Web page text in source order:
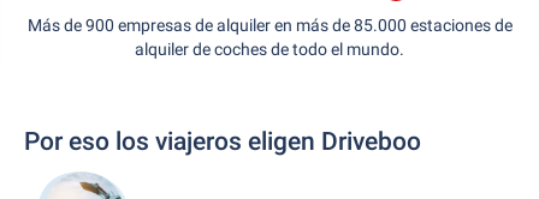
Más de 900 empresas de alquiler en más de 85.000 estaciones de
alquiler de coches de todo el mundo.
Por eso los viajeros eligen Driveboo